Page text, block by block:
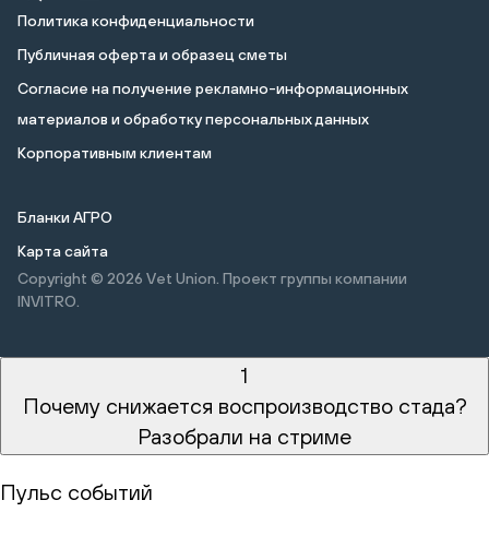
Политика конфиденциальности
Публичная оферта и образец сметы
Cогласие на получение рекламно-информационных
материалов и обработку персональных данных
Корпоративным клиентам
Бланки АГРО
Карта сайта
Copyright © 2026 Vet Union. Проект группы компании
INVITRO.
1
Почему снижается воспроизводство стада?
Разобрали на стриме
Пульс событий